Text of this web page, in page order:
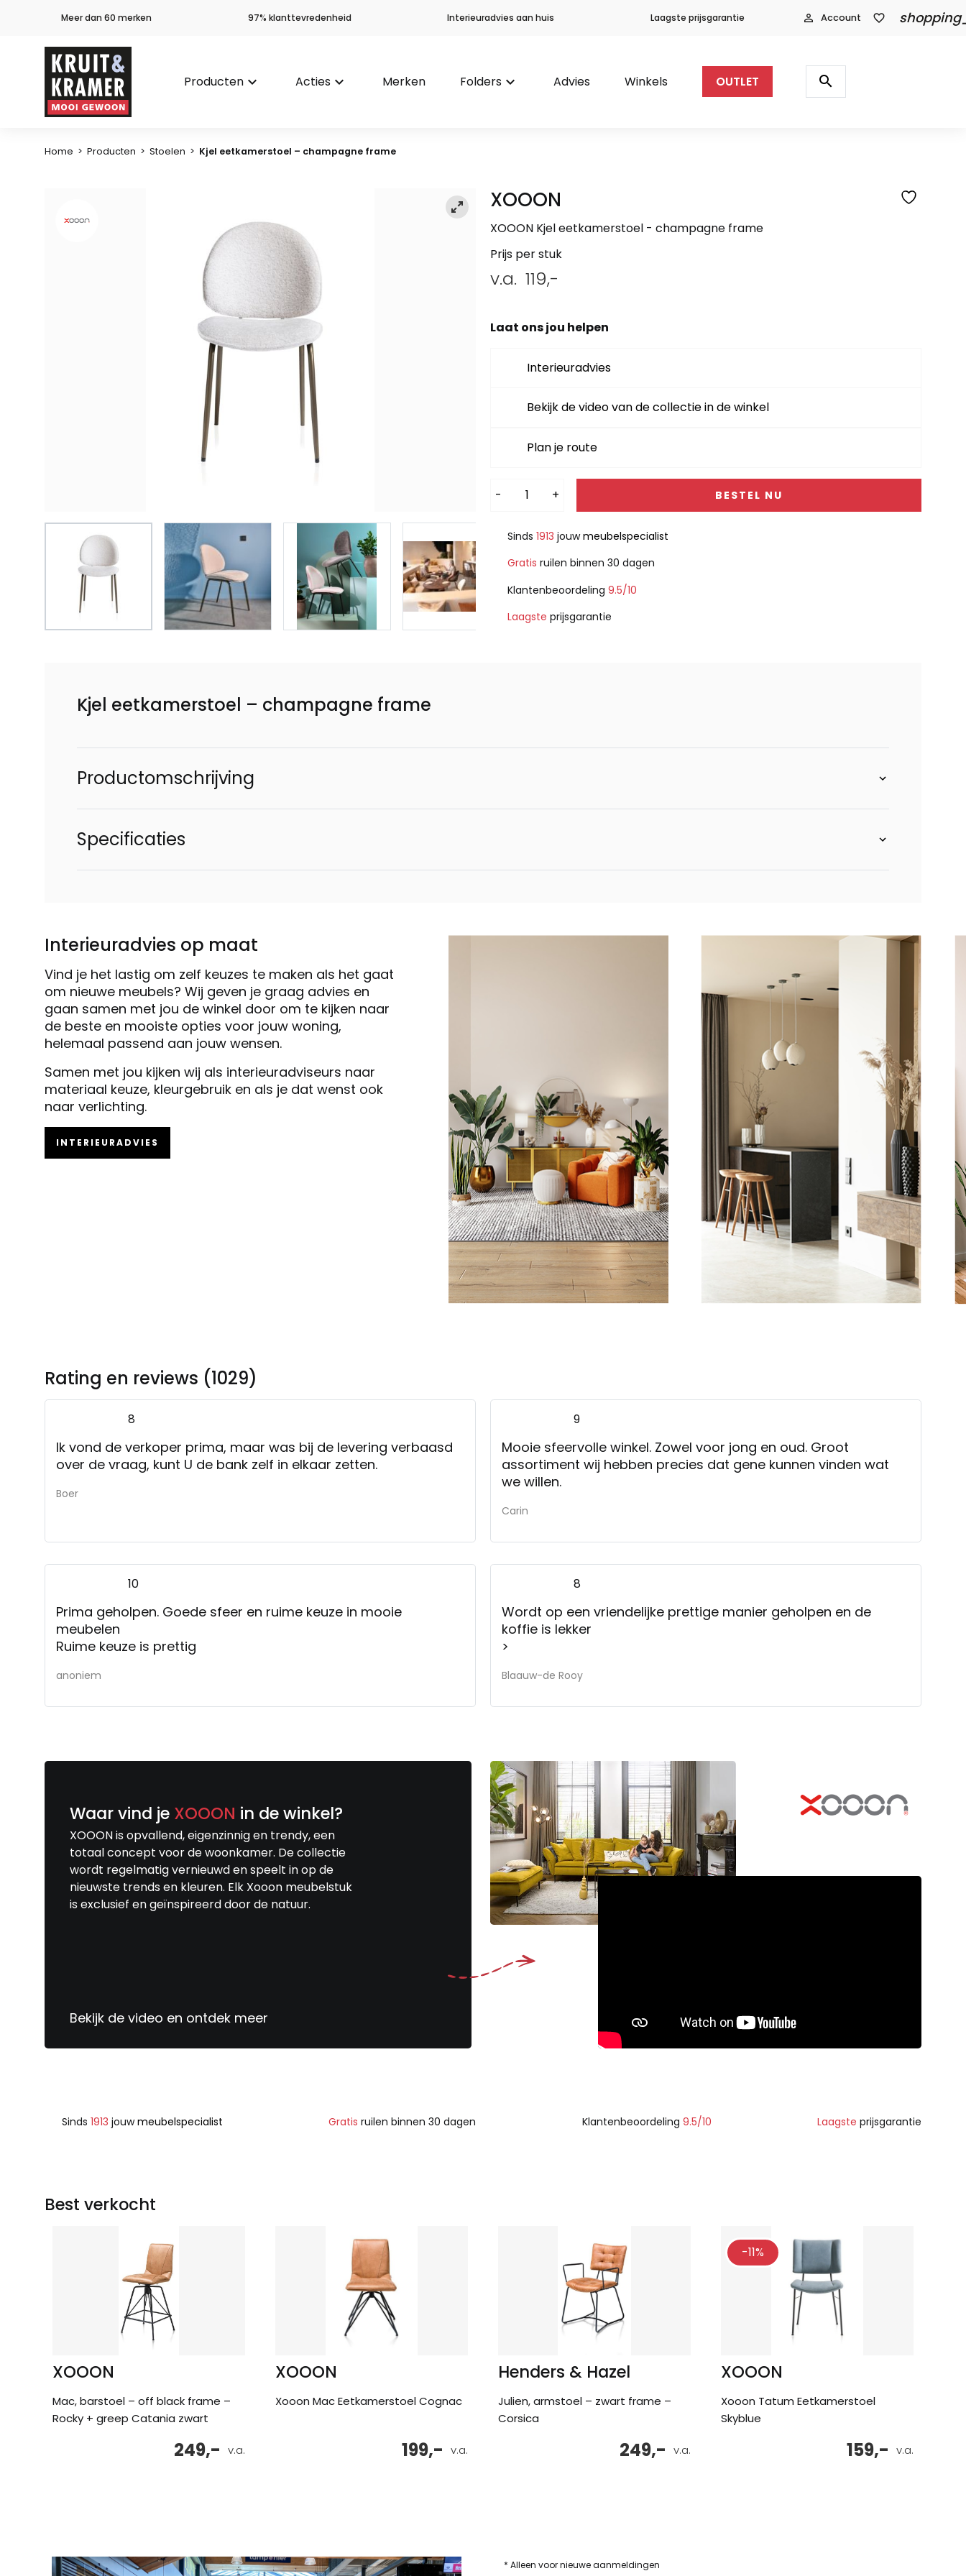
Meer dan 60 merken 97% klanttevredenheid Interieuradvies aan huis Laagste prijsgarantie person_outline Account favorite_border
Producten keyboard_arrow_down Acties keyboard_arrow_down Merken Folders keyboard_arrow_down Advies Winkels OUTLET
Producten
zoeken
search
Home > Producten > Stoelen > Kjel eetkamerstoel – champagne frame
XOOON
XOOON Kjel eetkamerstoel - champagne frame
Prijs per stuk
v.a. 119,-
Laat ons jou helpen
Interieuradvies
Bekijk de video van de collectie in de winkel
Plan je route
- + BESTEL NU
Alternative:
Sinds 1913 jouwmeubelspecialist
Gratis ruilen binnen 30 dagen
Klantenbeoordeling 9.5/10
Laagste prijsgarantie
Kjel eetkamerstoel – champagne frame
Productomschrijving
Specificaties
Interieuradvies op maat
Vind je het lastig om zelf keuzes te maken als het gaat
om nieuwe meubels? Wij geven je graag advies en
gaan samen met jou de winkel door om te kijken naar
de beste en mooiste opties voor jouw woning,
helemaal passend aan jouw wensen.
Samen met jou kijken wij als interieuradviseurs naar
materiaal keuze, kleurgebruik en als je dat wenst ook
naar verlichting.
INTERIEURADVIES
Rating en reviews (1029)
8
Ik vond de verkoper prima, maar was bij de levering verbaasd
over de vraag, kunt U de bank zelf in elkaar zetten.
Boer
9
Mooie sfeervolle winkel. Zowel voor jong en oud. Groot
assortiment wij hebben precies dat gene kunnen vinden wat
we willen.
Carin
10
Prima geholpen. Goede sfeer en ruime keuze in mooie
meubelen
Ruime keuze is prettig
anoniem
8
Wordt op een vriendelijke prettige manier geholpen en de
koffie is lekker
>
Blaauw-de Rooy
Waar vind je XOOON in de winkel?
XOOON is opvallend, eigenzinnig en trendy, een
totaal concept voor de woonkamer. De collectie
wordt regelmatig vernieuwd en speelt in op de
nieuwste trends en kleuren. Elk Xooon meubelstuk
is exclusief en geïnspireerd door de natuur.
Bekijk de video en ontdek meer
Sinds 1913 jouwmeubelspecialist Gratis ruilen binnen 30 dagen Klantenbeoordeling 9.5/10 Laagste prijsgarantie
Best verkocht
XOOON
Mac, barstoel – off black frame –
Rocky + greep Catania zwart
v.a.
249,-
XOOON
Xooon Mac Eetkamerstoel Cognac
v.a.
199,-
Henders & Hazel
Julien, armstoel – zwart frame –
Corsica
v.a.
249,-
-11%
XOOON
Xooon Tatum Eetkamerstoel
Skyblue
v.a.
159,-
* Alleen voor nieuwe aanmeldingen